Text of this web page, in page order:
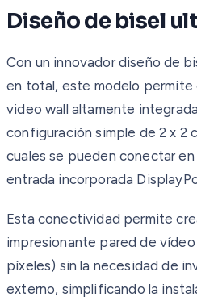
Diseño de bisel
Con un innovador diseño de
en total, este modelo permite
video wall altamente
configuración simple de 2 x 2
cuales se pueden conectar
entrada incorporada
Esta conectividad permite
impresionante pared de vídeo
píxeles) sin la necesidad de
externo, simplificando la